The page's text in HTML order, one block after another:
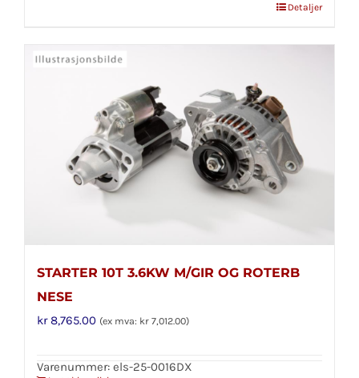
Detaljer
STARTER 10T 3.6KW M/GIR OG ROTERB
NESE
kr8,765.00 (ex mva: kr 7,012.00)
Varenummer: els-25-0016DX